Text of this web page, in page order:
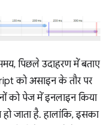
पिछले उदाहरण में बताए
को असाइन के तौर पर
को पेज में इनलाइन किया
जाता है. हालांकि, इसका